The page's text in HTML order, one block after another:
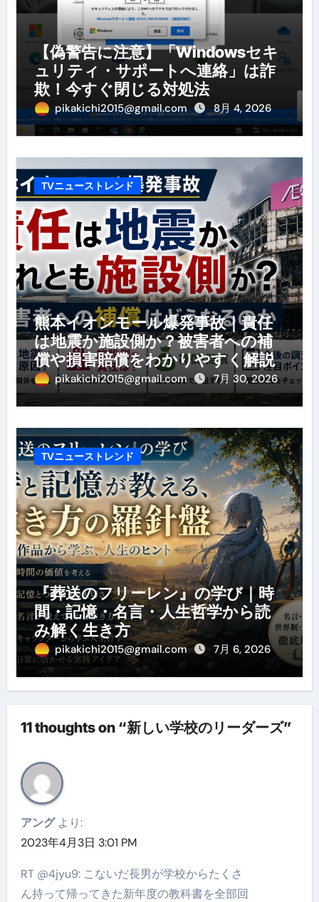
【偽警告に注意】「Windowsセキ
ュリティ・サポートへ連絡」は詐
欺！今すぐ閉じる対処法
pikakichi2015@gmail.com 8月 4, 2026
TVニューストレンド
熊本イオンモール爆発事故｜責任
は地震か施設側か？被害者への補
償や損害賠償をわかりやすく解説
pikakichi2015@gmail.com 7月 30, 2026
TVニューストレンド
『葬送のフリーレン』の学び｜時
間・記憶・名言・人生哲学から読
み解く生き方
pikakichi2015@gmail.com 7月 6, 2026
11 thoughts on “新しい学校のリーダーズ”
アング より:
2023年4月3日 3:01 PM
RT @4jyu9: こないだ長男が学校からたくさ
ん持って帰ってきた新年度の教科書を全部回